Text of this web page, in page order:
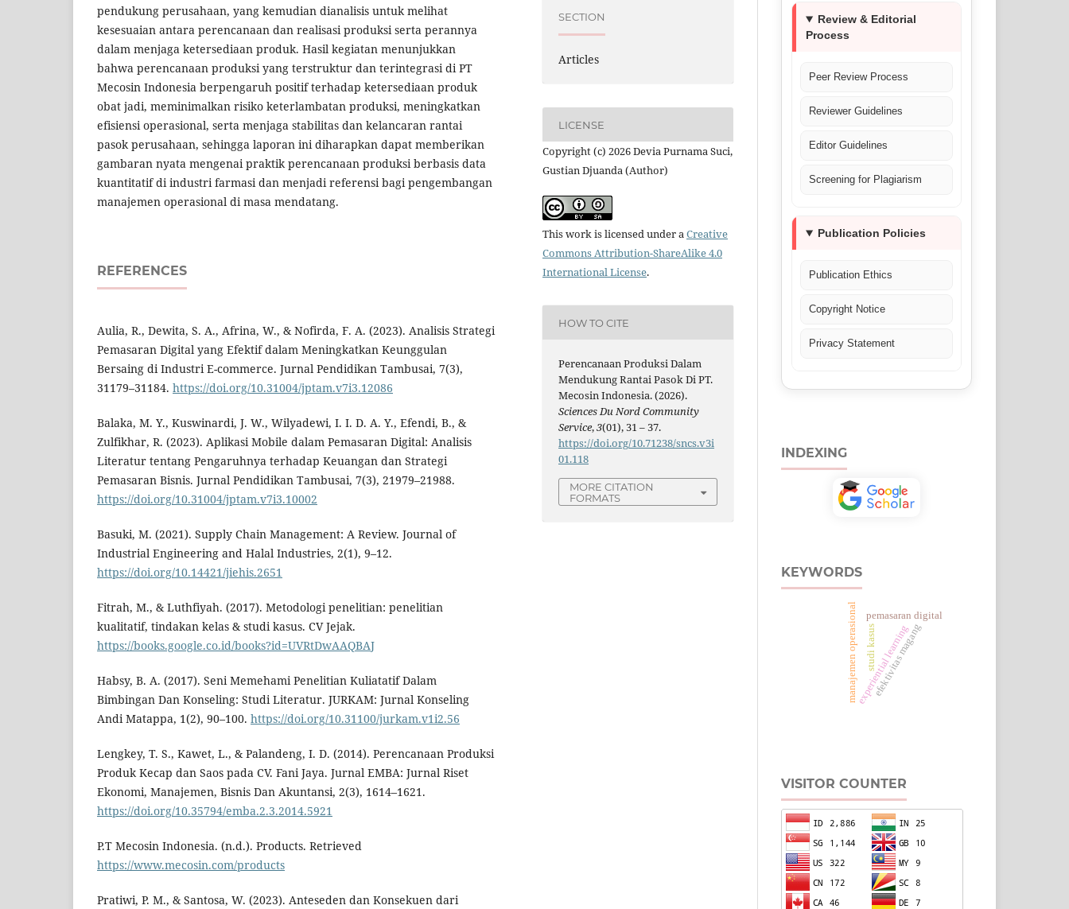
pendukung perusahaan, yang kemudian dianalisis untuk melihat
kesesuaian antara perencanaan dan realisasi produksi serta perannya
dalam menjaga ketersediaan produk. Hasil kegiatan menunjukkan
bahwa perencanaan produksi yang terstruktur dan terintegrasi di PT
Mecosin Indonesia berpengaruh positif terhadap ketersediaan produk
obat jadi, meminimalkan risiko keterlambatan produksi, meningkatkan
efisiensi operasional, serta menjaga stabilitas dan kelancaran rantai
pasok perusahaan, sehingga laporan ini diharapkan dapat memberikan
gambaran nyata mengenai praktik perencanaan produksi berbasis data
kuantitatif di industri farmasi dan menjadi referensi bagi pengembangan
manajemen operasional di masa mendatang.
REFERENCES
Aulia, R., Dewita, S. A., Afrina, W., & Nofirda, F. A. (2023). Analisis Strategi
Pemasaran Digital yang Efektif dalam Meningkatkan Keunggulan
Bersaing di Industri E-commerce. Jurnal Pendidikan Tambusai, 7(3),
31179–31184. https://doi.org/10.31004/jptam.v7i3.12086
Balaka, M. Y., Kuswinardi, J. W., Wilyadewi, I. I. D. A. Y., Efendi, B., &
Zulfikhar, R. (2023). Aplikasi Mobile dalam Pemasaran Digital: Analisis
Literatur tentang Pengaruhnya terhadap Keuangan dan Strategi
Pemasaran Bisnis. Jurnal Pendidikan Tambusai, 7(3), 21979–21988.
https://doi.org/10.31004/jptam.v7i3.10002
Basuki, M. (2021). Supply Chain Management: A Review. Journal of
Industrial Engineering and Halal Industries, 2(1), 9–12.
https://doi.org/10.14421/jiehis.2651
Fitrah, M., & Luthfiyah. (2017). Metodologi penelitian: penelitian
kualitatif, tindakan kelas & studi kasus. CV Jejak.
https://books.google.co.id/books?id=UVRtDwAAQBAJ
Habsy, B. A. (2017). Seni Memehami Penelitian Kuliatatif Dalam
Bimbingan Dan Konseling: Studi Literatur. JURKAM: Jurnal Konseling
Andi Matappa, 1(2), 90–100. https://doi.org/10.31100/jurkam.v1i2.56
Lengkey, T. S., Kawet, L., & Palandeng, I. D. (2014). Perencanaan Produksi
Produk Kecap dan Saos pada CV. Fani Jaya. Jurnal EMBA: Jurnal Riset
Ekonomi, Manajemen, Bisnis Dan Akuntansi, 2(3), 1614–1621.
https://doi.org/10.35794/emba.2.3.2014.5921
P.T Mecosin Indonesia. (n.d.). Products. Retrieved
https://www.mecosin.com/products
Pratiwi, P. M., & Santosa, W. (2023). Anteseden dan Konsekuen dari
SECTION
Articles
LICENSE
Copyright (c) 2026 Devia Purnama Suci,
Gustian Djuanda (Author)
This work is licensed under aCreative
Commons Attribution-ShareAlike 4.0
International License.
HOW TO CITE
Perencanaan Produksi Dalam
Mendukung Rantai Pasok Di PT.
Mecosin Indonesia. (2026).
Sciences Du Nord Community
Service,3(01), 31 – 37.
https://doi.org/10.71238/sncs.v3i
01.118
MORE CITATION
FORMATS
Review & Editorial
Process
Peer Review Process
Reviewer Guidelines
Editor Guidelines
Screening for Plagiarism
Publication Policies
Publication Ethics
Copyright Notice
Privacy Statement
INDEXING
KEYWORDS
efektivitas magang
experiential learning
manajemen operasional pemasaran digital
studi kasus
VISITOR COUNTER